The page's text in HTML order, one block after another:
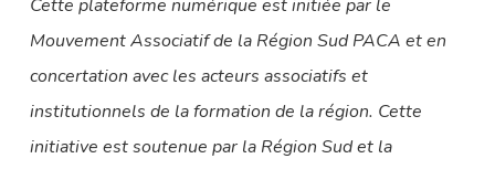
Cette plateforme numérique est initiée par le
Mouvement Associatif de la Région Sud PACA et en
concertation avec les acteurs associatifs et
institutionnels de la formation de la région. Cette
initiative est soutenue par la Région Sud et la